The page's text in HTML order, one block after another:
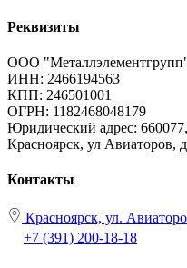
Реквизиты
ООО
ИНН: 2466194563
КПП: 246501001
ОГРН: 1182468048179
Юридический адрес:
Красноярск, ул Авиаторов,
Контакты
Красноярск, ул.
+7 (391) 200-18-18